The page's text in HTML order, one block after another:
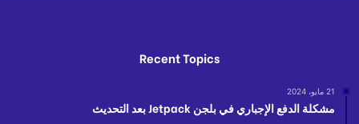
Recent Topics
21 مايو، 2024
مشكلة الدفع الإجباري في بلجن Jetpack بعد التحديث